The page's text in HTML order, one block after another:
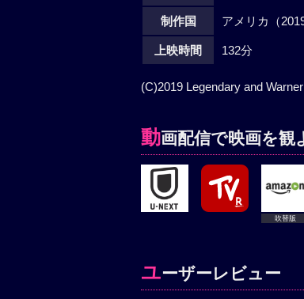
制作国 アメリカ（2019
上映時間 132分
(C)2019 Legendary and
動画配信で映画を観
吹替版
ユーザーレビュー